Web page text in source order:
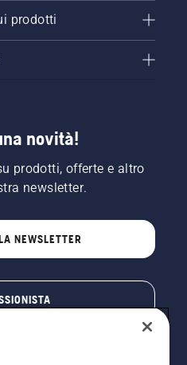
prodotti
novità!
prodotti, offerte e altro
newsletter.
NEWSLETTER